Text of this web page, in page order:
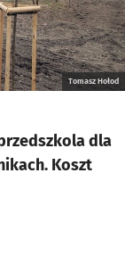
Tomasz Hołod
dla
Koszt